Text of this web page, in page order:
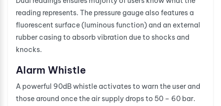
reading represents. The pressure gauge also features a
fluorescent surface (luminous function) and an external
rubber casing to absorb vibration due to shocks and
knocks.
Alarm Whistle
A powerful 90dB whistle activates to warn the user and
those around once the air supply drops to 50 – 60 bar.